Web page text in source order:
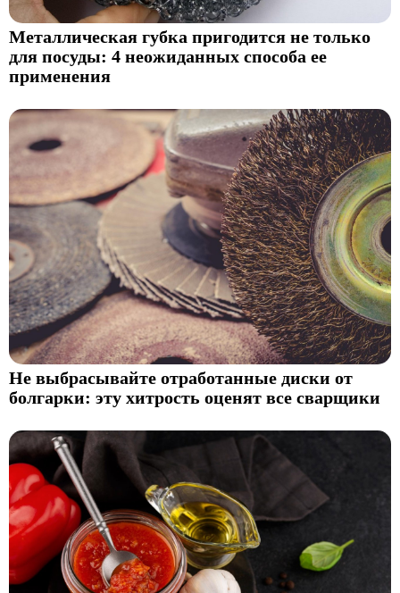
Металлическая губка пригодится не только
для посуды: 4 неожиданных способа ее
применения
Не выбрасывайте отработанные диски от
болгарки: эту хитрость оценят все сварщики